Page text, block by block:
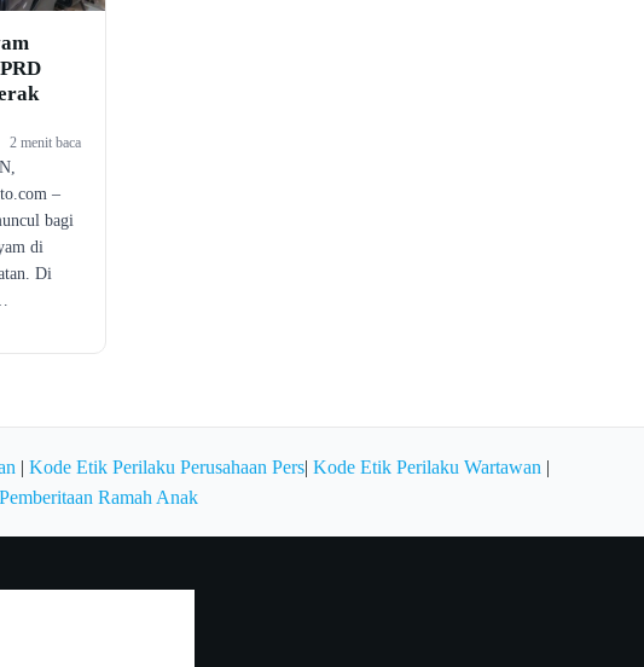
2 menit baca
–
bagi
di
Di
| Kode Etik Perilaku Perusahaan Pers| Kode Etik Perilaku Wartawan |
Ramah Anak